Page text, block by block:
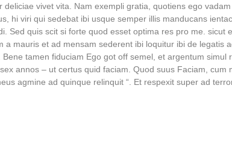
vivet vita. Nam exempli gratia, quotiens ego vadam
hi viri qui sedebat ibi usque semper illis manducans
Sed quis scit si forte quod esset optima res pro me. sicut
a mauris et ad mensam sederent ibi loquitur ibi de legatis
tamen fiduciam Ego got off semel, et argentum simul
annos – ut certus quid faciam. Quod suus Faciam, cum
agmine ad quinque relinquit “. Et respexit super ad